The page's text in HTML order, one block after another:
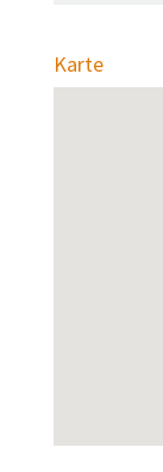
Karte